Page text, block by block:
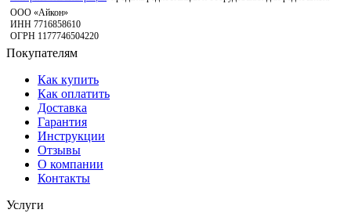
ООО «Айкон»
ИНН 7716858610
ОГРН 1177746504220
Покупателям
Как купить
Как оплатить
Доставка
Гарантия
Инструкции
Отзывы
О компании
Контакты
Услуги